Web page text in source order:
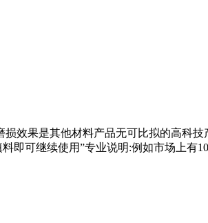
效果是其他材料产品无可比拟的高科
即可继续使用”专业说明:例如市场上有